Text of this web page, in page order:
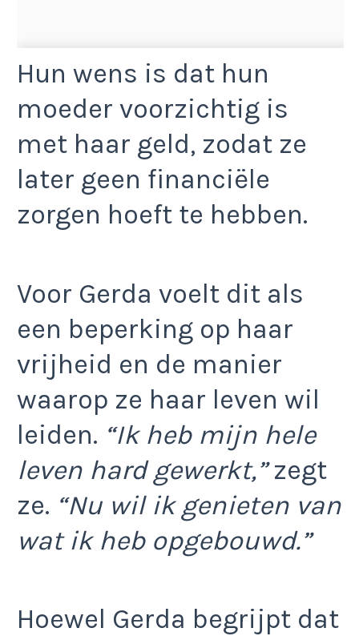
Hun wens is dat hun
moeder voorzichtig is
met haar geld, zodat ze
later geen financiële
zorgen hoeft te hebben.
Voor Gerda voelt dit als
een beperking op haar
vrijheid en de manier
waarop ze haar leven wil
leiden. “Ik heb mijn hele
leven hard gewerkt,”zegt
ze. “Nu wil ik genieten van
wat ik heb opgebouwd.”
Hoewel Gerda begrijpt dat